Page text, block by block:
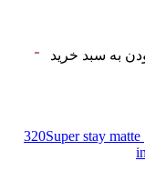
به سبد خرید
رژ مایع مات سوپر استی‌ برندمیبلین کد 320 | 320Super stay matte